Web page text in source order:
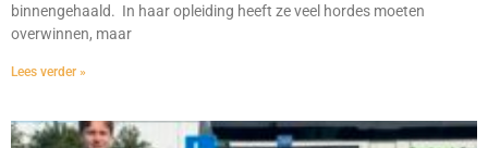
binnengehaald. In haar opleiding heeft ze veel hordes moeten
overwinnen, maar
Lees verder »